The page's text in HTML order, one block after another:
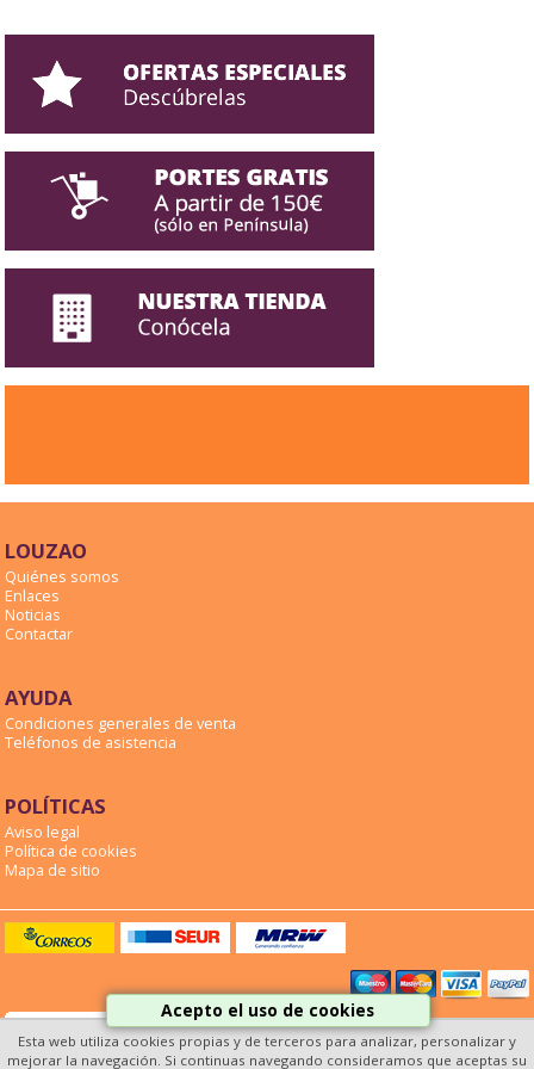
LOUZAO
Quiénes somos
Enlaces
Noticias
Contactar
AYUDA
Condiciones generales de venta
Teléfonos de asistencia
POLÍTICAS
Aviso legal
Política de cookies
Mapa de sitio
Acepto el uso de cookies
Esta web utiliza cookies propias y de terceros para analizar, personalizar y
mejorar la navegación. Si continuas navegando consideramos que aceptas su